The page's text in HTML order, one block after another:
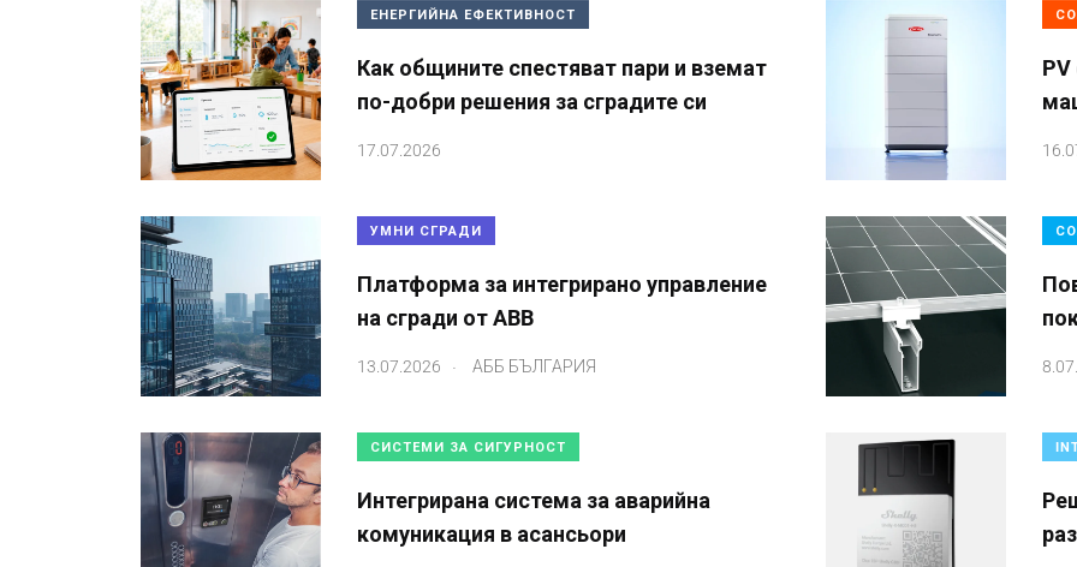
ЕНЕРГИЙНА ЕФЕКТИВНОСТ
Как общините спестяват пари и вземат
по-добри решения за сградите си
17.07.2026
PV
УМНИ СГРАДИ
Платформа за интегрирано управление
на сгради от ABB
13.07.2026 АББ БЪЛГАРИЯ
СИСТЕМИ ЗА СИГУРНОСТ
Интегрирана система за аварийна
комуникация в асансьори